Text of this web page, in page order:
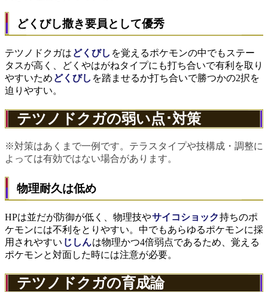
どくびし撒き要員として優秀
テツノドクガは どくびし を覚えるポケモンの中でもステー
タスが高く、どくやはがねタイプにも打ち合いで有利を取り
やすいため どくびし を踏ませるか打ち合いで勝つかの2択を
迫りやすい。
テツノドクガの弱い点･対策
※対策はあくまで一例です。テラスタイプや技構成・調整に
よっては有効ではない場合があります。
物理耐久は低め
HPは並だが防御が低く、物理技やサイコショック持ちのポ
ケモンには不利をとりやすい。中でもあらゆるポケモンに採
用されやすい じしんは物理かつ4倍弱点であるため、覚える
ポケモンと対面した時には注意が必要。
テツノドクガの育成論